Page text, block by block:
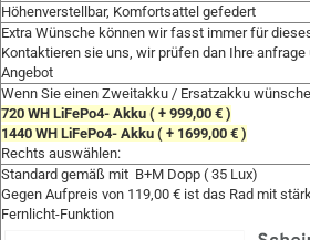
Höhenverstellbar, Komfortsattel gefedert
Extra Wünsche können wir fasst immer für
Kontaktieren sie uns, wir prüfen dan Ihre
Angebot
Wenn Sie einen Zweitakku / Ersatzakku
720 WH LiFePo4- Akku ( + 999,00 € )
1440 WH LiFePo4- Akku ( + 1699,00 € )
Rechts auswählen:
Standard gemäß mit B+M Dopp ( 35 Lux)
Gegen Aufpreis von 119,00 € ist das Rad mit
Fernlicht-Funktion